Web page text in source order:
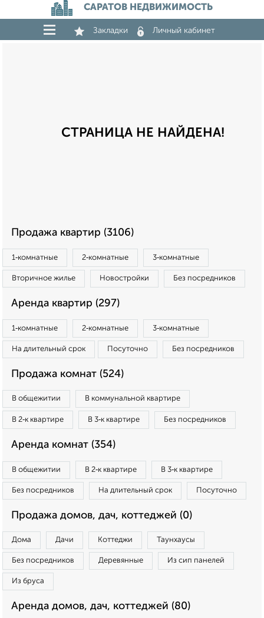
САРАТОВ НЕДВИЖИМОСТЬ
Закладки Личный кабинет
СТРАНИЦА НЕ НАЙДЕНА!
Продажа квартир (3106)
1‑комнатные 2‑комнатные 3‑комнатные
Вторичное жилье Новостройки Без посредников
Аренда квартир (297)
1‑комнатные 2‑комнатные 3‑комнатные
На длительный срок Посуточно Без посредников
Продажа комнат (524)
В общежитии В коммунальной квартире
В 2‑к квартире В 3‑к квартире Без посредников
Аренда комнат (354)
В общежитии В 2‑к квартире В 3‑к квартире
Без посредников На длительный срок Посуточно
Продажа домов, дач, коттеджей (0)
Дома Дачи Коттеджи Таунхаусы
Без посредников Деревянные Из сип панелей
Из бруса
Аренда домов, дач, коттеджей (80)